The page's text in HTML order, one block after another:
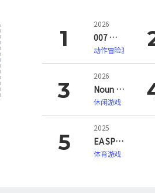
2026
007 初露锋芒（007 First Light）
动作冒险游戏
2026
Noun Town 语言学习（Noun Town Language Learning）
休闲游戏
2025
EA SPORTS FC 26
体育游戏